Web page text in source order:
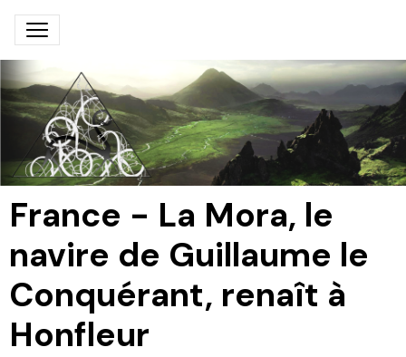
France - La Mora, le
navire de Guillaume le
Conquérant, renaît à
Honfleur